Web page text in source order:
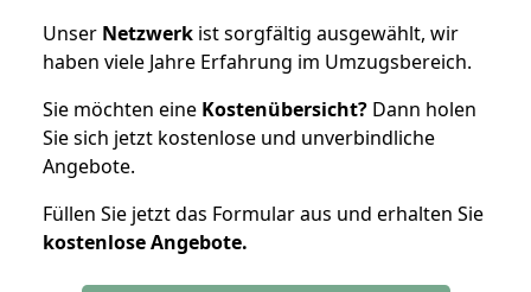
Unser Netzwerk ist sorgfältig ausgewählt, wir
haben viele Jahre Erfahrung im Umzugsbereich.
Sie möchten eine Kostenübersicht? Dann holen
Sie sich jetzt kostenlose und unverbindliche
Angebote.
Füllen Sie jetzt das Formular aus und erhalten Sie
kostenloseAngebote.